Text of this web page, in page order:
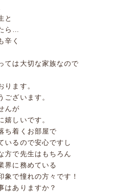
と
ら…
辛く
ては大切な家族なので
ります。
ございます。
んが
嬉しいです。
ち着くお部屋で
いるので安心ですし
方で先生はもちろん
界に務めている
象で憧れの方々です！
はありますか？